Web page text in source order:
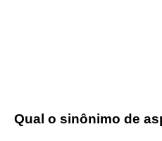
Qual o sinônimo de